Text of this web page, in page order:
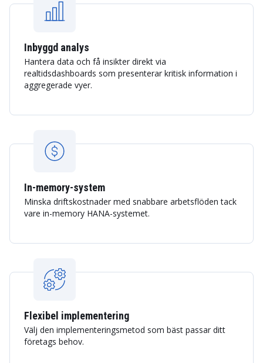
Inbyggd analys
Hantera data och få insikter direkt via
realtidsdashboards som presenterar kritisk information i
aggregerade vyer.
In-memory-system
Minska driftskostnader med snabbare arbetsflöden tack
vare in-memory HANA-systemet.
Flexibel implementering
Välj den implementeringsmetod som bäst passar ditt
företags behov.